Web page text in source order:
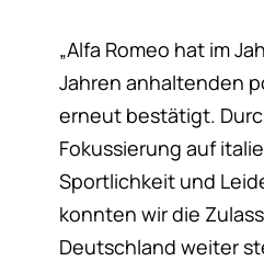
„Alfa Romeo hat im
Jahren anhaltenden
erneut bestätigt.
Fokussierung auf
Sportlichkeit und
konnten wir die
Deutschland weiter